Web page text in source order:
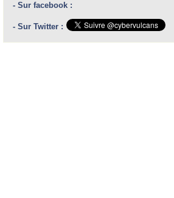
- Sur facebook :
- Sur Twitter :